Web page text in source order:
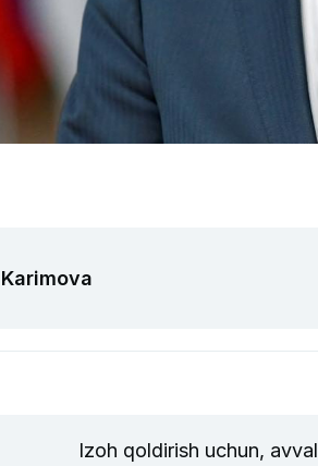
Izoh qoldirish uchun, avval